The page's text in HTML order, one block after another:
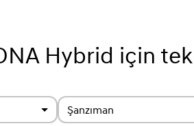
Hybrid için
Şanzıman